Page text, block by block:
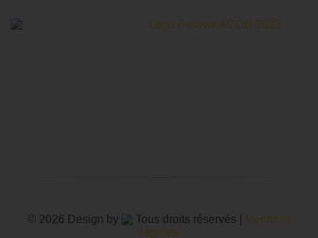
© 2026 Design by Tous droits réservés |
Mentions
légales